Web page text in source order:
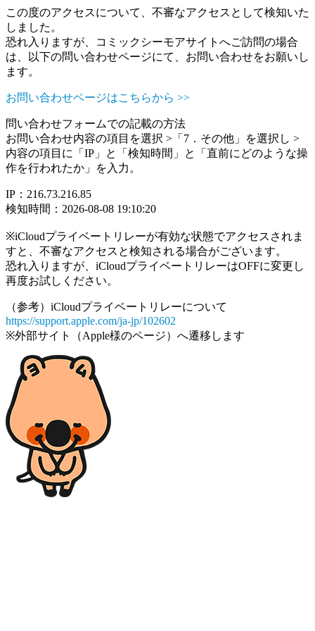
この度のアクセスについて、不審なアクセスとして検知いた
しました。
恐れ入りますが、コミックシーモアサイトへご訪問の場合
は、以下の問い合わせページにて、お問い合わせをお願いし
ます。
お問い合わせページはこちらから >>
問い合わせフォームでの記載の方法
お問い合わせ内容の項目を選択 >「7．その他」を選択し >
内容の項目に「IP」と「検知時間」と「直前にどのような操
作を行われたか」を入力。
IP：216.73.216.85
検知時間：2026-08-08 19:10:20
※iCloudプライベートリレーが有効な状態でアクセスされま
すと、不審なアクセスと検知される場合がございます。
恐れ入りますが、iCloudプライベートリレーはOFFに変更し
再度お試しください。
（参考）iCloudプライベートリレーについて
https://support.apple.com/ja-jp/102602
※外部サイト（Apple様のページ）へ遷移します